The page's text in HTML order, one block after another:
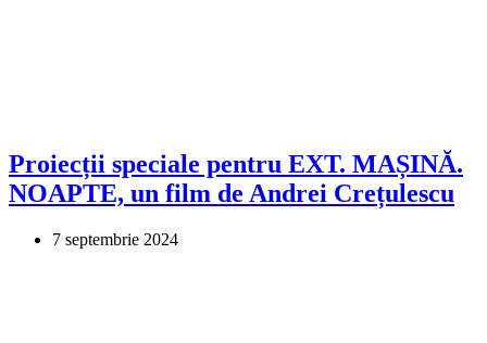
Proiecții speciale pentru EXT. MAȘINĂ.
NOAPTE, un film de Andrei Crețulescu
7 septembrie 2024